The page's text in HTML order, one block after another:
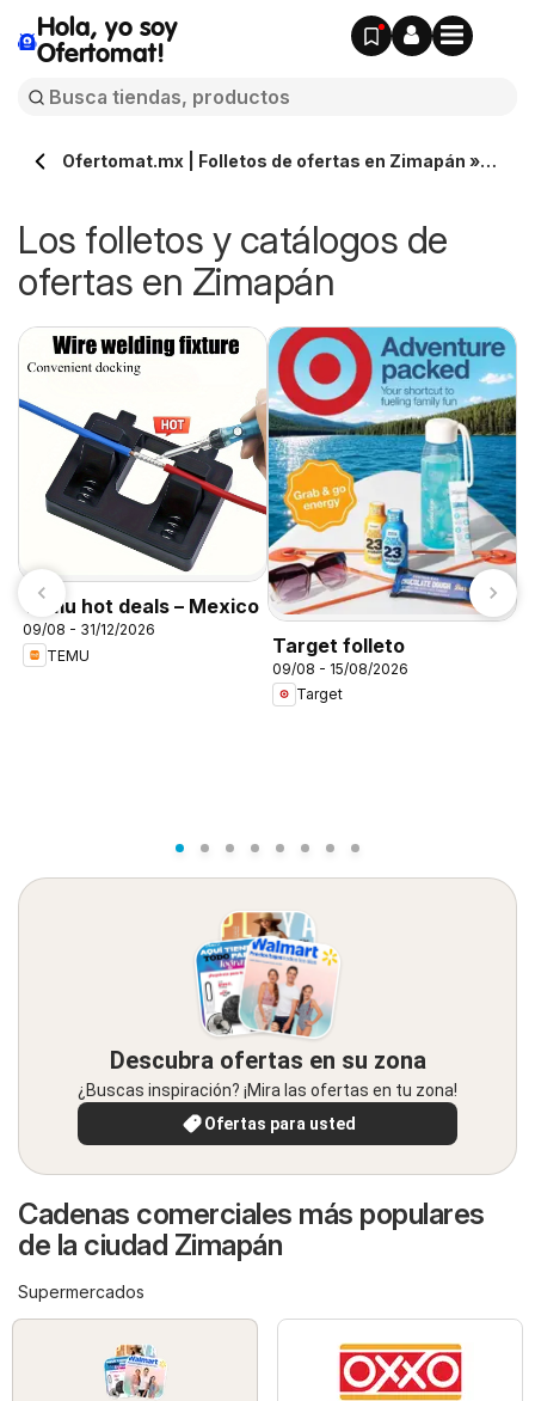
Hola, yo soy
Ofertomat!
Ofertomat.mx | Folletos de ofertas en Zimapán »
Los folletos y catálogos de
ofertas en Zimapán
Temu hot deals – Mexico
09/08 - 31/12/2026
TEMU
Target folleto
09/08 - 15/08/2026
Target
Descubra ofertas en su zona
¿Buscas inspiración? ¡Mira las ofertas en tu zona!
Ofertas para usted
Cadenas comerciales más populares
de la ciudad Zimapán
Supermercados